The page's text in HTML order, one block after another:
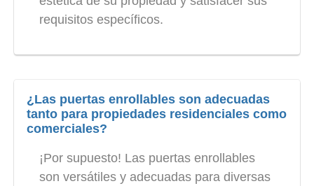
requisitos específicos.
¿Las puertas enrollables son adecuadas
tanto para propiedades residenciales como
comerciales?
¡Por supuesto! Las puertas enrollables
son versátiles y adecuadas para diversas